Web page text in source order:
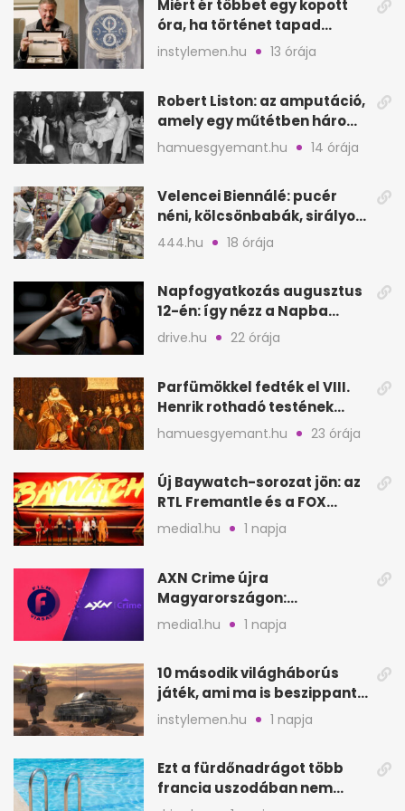
Miért ér többet egy kopott
óra, ha történet tapad
hozzá?
instylemen.hu 13 órája
Robert Liston: az amputáció,
amely egy műtétben három
életet követelt
hamuesgyemant.hu 14 órája
Velencei Biennálé: pucér
néni, kölcsönbabák, sirályok,
és kész a családi program
444.hu 18 órája
Napfogyatkozás augusztus
12-én: így nézz a Napba
biztonságosan
drive.hu 22 órája
Parfümökkel fedték el VIII.
Henrik rothadó testének
szagát
hamuesgyemant.hu 23 órája
Új Baywatch-sorozat jön: az
RTL Fremantle és a FOX
készíti
media1.hu 1 napja
AXN Crime újra
Magyarországon:
szeptembertől a Viasat Film
media1.hu 1 napja
10 második világháborús
játék, ami ma is beszippant
a képernyő elé
instylemen.hu 1 napja
Ezt a fürdőnadrágot több
francia uszodában nem